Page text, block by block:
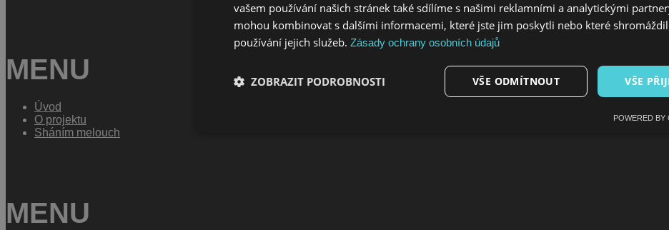
MENU
Úvod
O projektu
Sháním melouch
MENU
vašem používání našich stránek také sdílíme s našimi reklamními a analytickými
mohou kombinovat s dalšími informacemi, které jste jim poskytli nebo které
používání jejich služeb. Zásady ochrany osobních údajů
VŠE
VŠE ODMÍTNOUT
ZOBRAZIT PODROBNOSTI
POWERED BY